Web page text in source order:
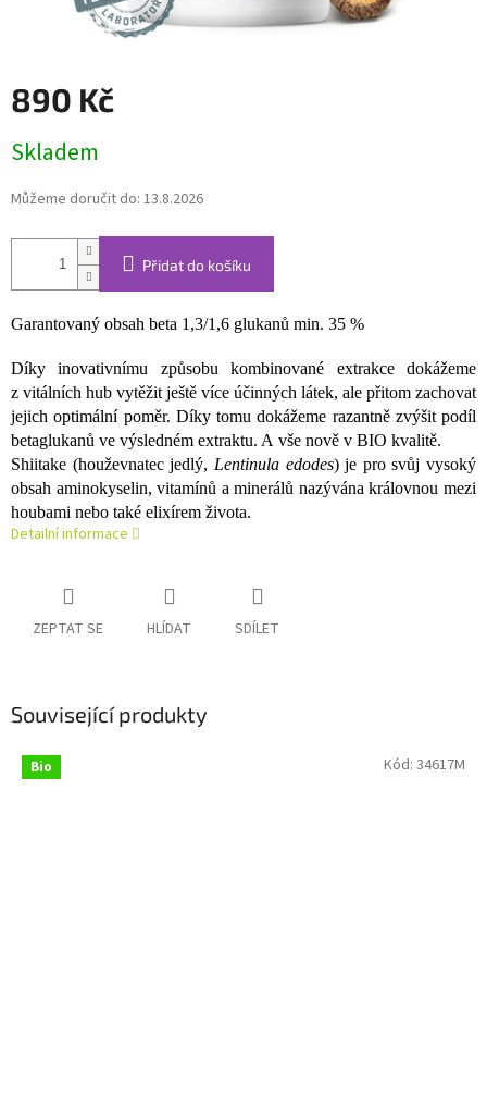
890 Kč
cena:
Skladem
Můžeme doručit do: 13.8.2026
Přidat do košíku
Garantovaný obsah beta 1,3/1,6 glukanů min. 35 %
Díky inovativnímu způsobu kombinované extrakce dokážeme
z vitálních hub vytěžit ještě více účinných látek, ale přitom zachovat
jejich optimální poměr. Díky tomu dokážeme razantně zvýšit podíl
betaglukanů ve výsledném extraktu. A vše nově v BIO kvalitě.
Shiitake (houževnatec jedlý, Lentinula edodes) je pro svůj vysoký
obsah aminokyselin, vitamínů a minerálů nazývána královnou mezi
houbami nebo také elixírem života.
Detailní informace
ZEPTAT SE HLÍDAT SDÍLET
Související produkty
Bio Kód: 34617M